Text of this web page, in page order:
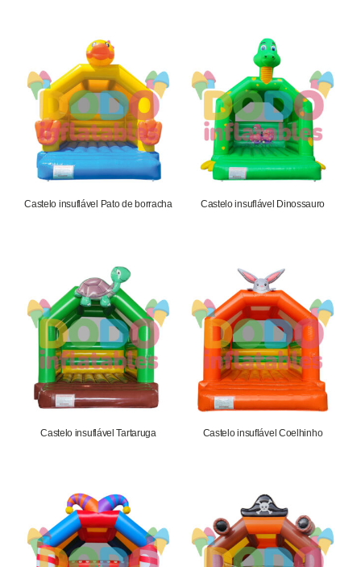
Castelo insuflável Pato de borracha Castelo insuflável Dinossauro
Castelo insuflável Tartaruga Castelo insuflável Coelhinho